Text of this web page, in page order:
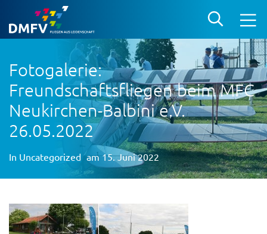
Fotogalerie:
Freundschaftsfliegen beim MFC
Neukirchen-Balbini e.V.
26.05.2022
In Uncategorized am 15. Juni 2022